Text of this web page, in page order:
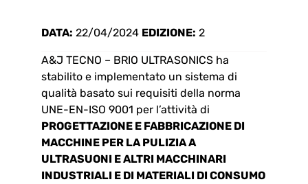
DATA: 22/04/2024 EDIZIONE: 2
A&J TECNO – BRIO ULTRASONICS ha
stabilito e implementato un sistema di
qualità basato sui requisiti della norma
UNE-EN-ISO 9001 per l’attività di
PROGETTAZIONE E FABBRICAZIONE DI
MACCHINE PER LA PULIZIA A
ULTRASUONI E ALTRI MACCHINARI
INDUSTRIALI E DI MATERIALI DI CONSUMO